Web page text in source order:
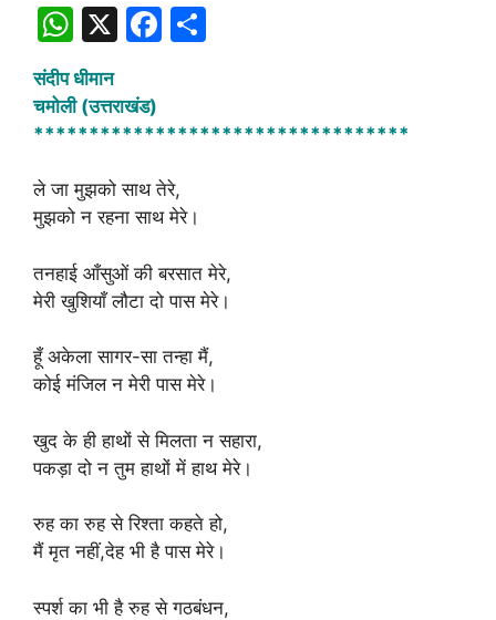
W
h
at
s
p
p
X
F
e
o
o
k
e
संदीप धीमान
चमोली (उत्तराखंड)
**********************************
ले जा मुझको साथ तेरे,
मुझको न रहना साथ मेरे।
तनहाई आँसुओं की बरसात मेरे,
मेरी खुशियाँ लौटा दो पास मेरे।
हूँ अकेला सागर-सा तन्हा मैं,
कोई मंजिल न मेरी पास मेरे।
खुद के ही हाथों से मिलता न सहारा,
पकड़ा दो न तुम हाथों में हाथ मेरे।
रुह का रुह से रिश्ता कहते हो,
मैं मृत नहीं,देह भी है पास मेरे।
स्पर्श का भी है रुह से गठबंधन,